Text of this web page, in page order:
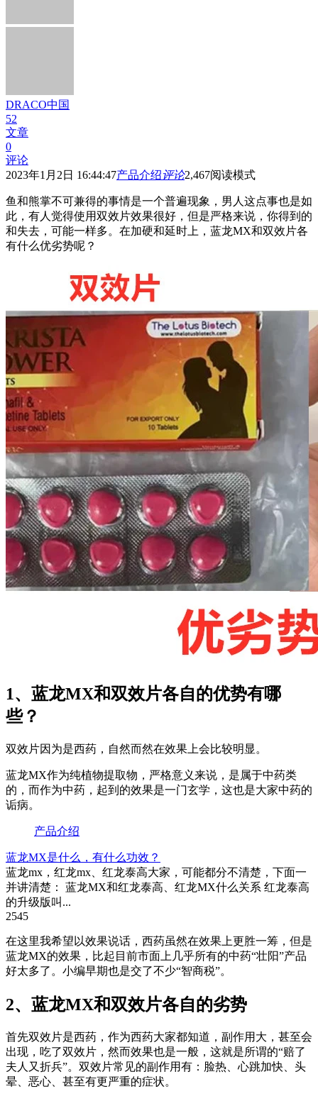
DRACO中国
52
文章
0
评论
2023年1月2日 16:44:47产品介绍评论2,467阅读模式
鱼和熊掌不可兼得的事情是一个普遍现象，男人这点事也是如
此，有人觉得使用双效片效果很好，但是严格来说，你得到的
和失去，可能一样多。在加硬和延时上，蓝龙MX和双效片各
有什么优劣势呢？
1、蓝龙MX和双效片各自的优势有哪
些？
双效片因为是西药，自然而然在效果上会比较明显。
蓝龙MX作为纯植物提取物，严格意义来说，是属于中药类
的，而作为中药，起到的效果是一门玄学，这也是大家中药的
诟病。
产品介绍
蓝龙MX是什么，有什么功效？
蓝龙mx，红龙mx、红龙泰高大家，可能都分不清楚，下面一
并讲清楚： 蓝龙MX和红龙泰高、红龙MX什么关系 红龙泰高
的升级版叫...
2545
在这里我希望以效果说话，西药虽然在效果上更胜一筹，但是
蓝龙MX的效果，比起目前市面上几乎所有的中药“壮阳”产品
好太多了。小编早期也是交了不少“智商税”。
2、蓝龙MX和双效片各自的劣势
首先双效片是西药，作为西药大家都知道，副作用大，甚至会
出现，吃了双效片，然而效果也是一般，这就是所谓的“赔了
夫人又折兵”。双效片常见的副作用有：脸热、心跳加快、头
晕、恶心、甚至有更严重的症状。